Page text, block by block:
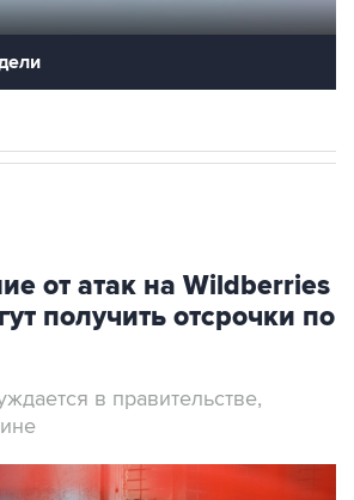
от атак на Wildberries
получить отсрочки по
в правительстве,